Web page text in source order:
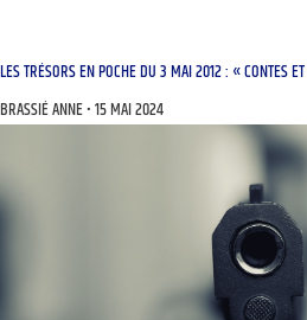
LES TRÉSORS EN POCHE DU 3 MAI 2012 : « CONTES
BRASSIÉ ANNE 15 MAI 2024